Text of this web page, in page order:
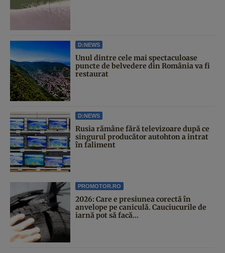
D:NEWS
Unul dintre cele mai spectaculoase
puncte de belvedere din România va fi
restaurat
D:NEWS
Rusia rămâne fără televizoare după ce
singurul producător autohton a intrat
în faliment
PROMOTOR.RO
2026: Care e presiunea corectă în
anvelope pe caniculă. Cauciucurile de
iarnă pot să facă...